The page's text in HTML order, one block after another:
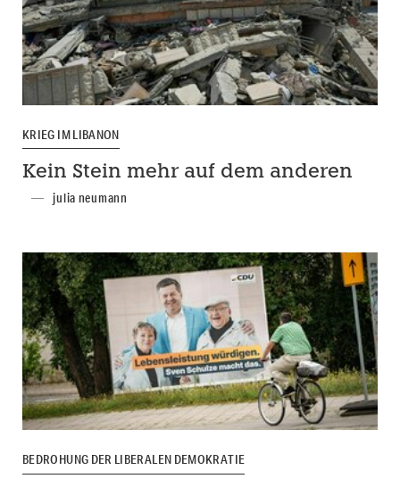
KRIEG IM LIBANON
Kein Stein mehr auf dem anderen
julia neumann
BEDROHUNG DER LIBERALEN DEMOKRATIE